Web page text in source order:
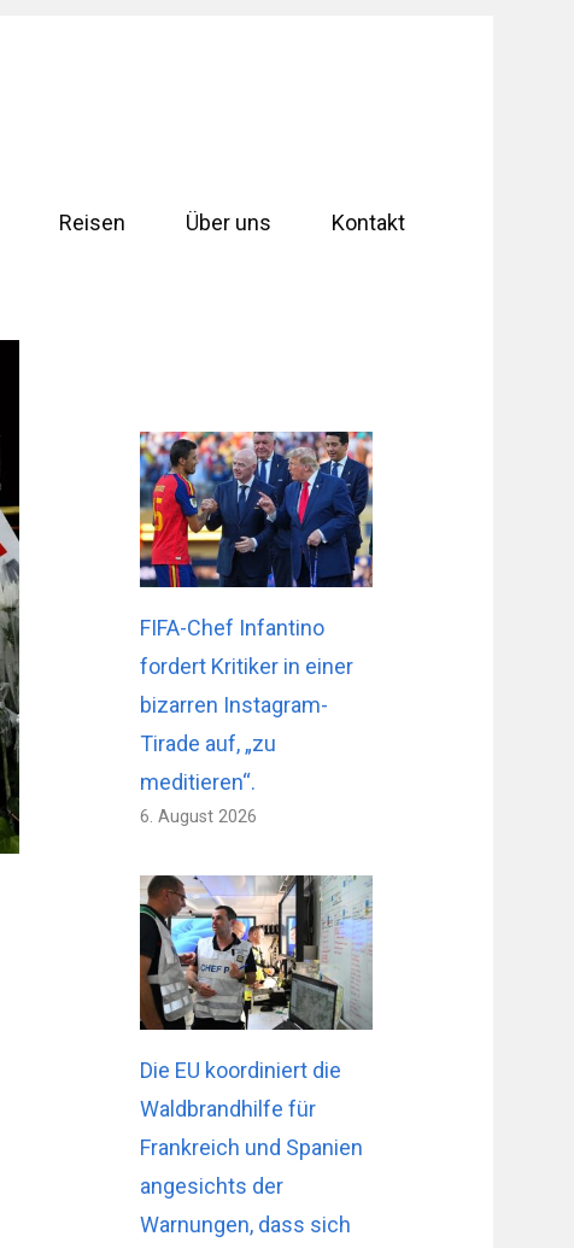
Reisen Über uns Kontakt
FIFA-Chef Infantino
fordert Kritiker in einer
bizarren Instagram-
Tirade auf, „zu
meditieren“.
6. August 2026
Die EU koordiniert die
Waldbrandhilfe für
Frankreich und Spanien
angesichts der
Warnungen, dass sich